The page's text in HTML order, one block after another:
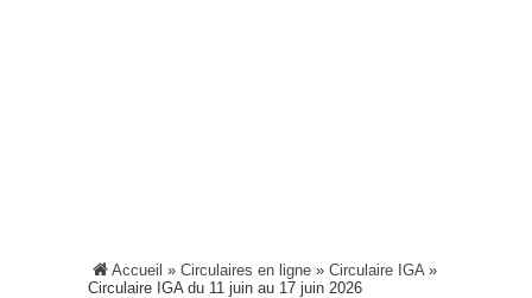
Accueil » Circulaires en ligne » Circulaire IGA»
Circulaire IGA du 11 juin au 17 juin 2026